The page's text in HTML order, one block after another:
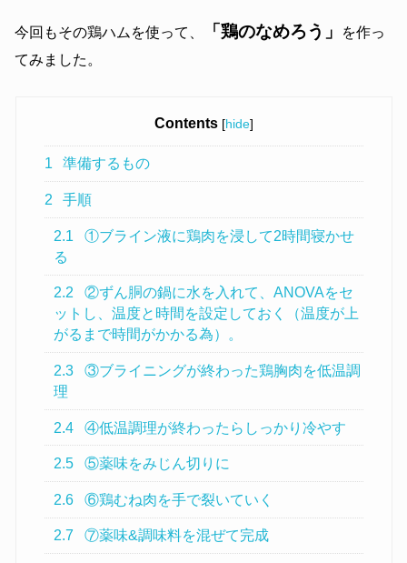
今回もその鶏ハムを使って、 「鶏のなめろう」
を作っ
てみました。
Contents [hide]
1 準備するもの
2 手順
2.1
①ブライン液に鶏肉を浸して2時間寝かせ
る
2.2
②ずん胴の鍋に水を入れて、ANOVAをセ
ットし、温度と時間を設定しておく（温度が上
がるまで時間がかかる為）。
2.3
③ブライニングが終わった鶏胸肉を低温調
理
2.4 ④低温調理が終わったらしっかり冷やす
2.5 ⑤薬味をみじん切りに
2.6 ⑥鶏むね肉を手で裂いていく
2.7 ⑦薬味&調味料を混ぜて完成